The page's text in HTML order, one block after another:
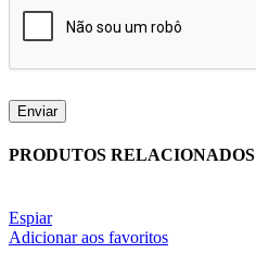
PRODUTOS RELACIONADOS
Espiar
Adicionar aos favoritos